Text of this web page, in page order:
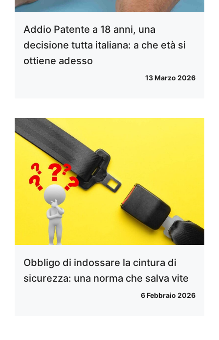
Addio Patente a 18 anni, una
decisione tutta italiana: a che età si
ottiene adesso
13 Marzo 2026
Obbligo di indossare la cintura di
sicurezza: una norma che salva vite
6 Febbraio 2026